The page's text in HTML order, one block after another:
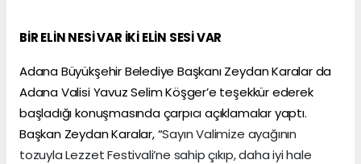
BİR ELİN NESİ VAR İKİ ELİN SESİ VAR
Adana Büyükşehir Belediye Başkanı Zeydan Karalar da
Adana Valisi Yavuz Selim Köşger’e teşekkür ederek
başladığı konuşmasında çarpıcı açıklamalar yaptı.
Başkan Zeydan Karalar, “Sayın Valimize ayağının
tozuyla Lezzet Festivali’ne sahip çıkıp, daha iyi hale